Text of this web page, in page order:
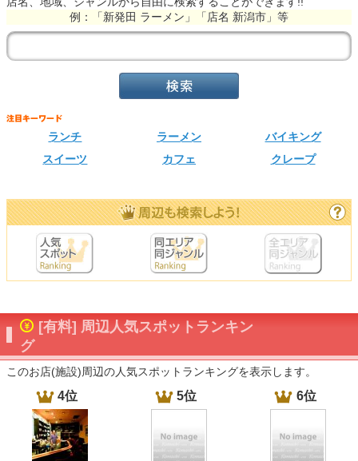
例：「新発田 ラーメン」「店名 新潟市」等
ランチ ラーメン
バイキング
スイーツ
カフェ クレープ
[有料] 周辺人気スポットランキン
グ
このお店(施設)周辺の人気スポットランキングを表示します。
4位 5位 6位